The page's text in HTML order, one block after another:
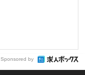
Sponsored by